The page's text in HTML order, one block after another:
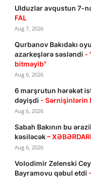
Maraqlı
Digər
Ulduzlar avqustun 7-
FAL
Aug 7, 2026
Qurbanov Bakıdakı
azarkeşlərə səsləndi -
bitməyib"
Aug 6, 2026
6 marşrutun hərəkət
dəyişdi - Sərnişinlərin
Aug 6, 2026
Sabah Bakının bu
kəsiləcək–
Aug 6, 2026
Volodimir Zelenski
Bayramovu qəbul etdi